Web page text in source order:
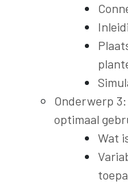
Onderwerp
optimaal
Wat